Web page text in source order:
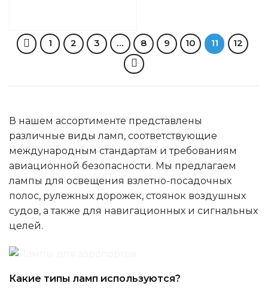
1 2 3 … 8 9 10 11 12
В нашем ассортименте представлены
различные виды ламп, соответствующие
международным стандартам и требованиям
авиационной безопасности. Мы предлагаем
лампы для освещения взлетно-посадочных
полос, рулежных дорожек, стоянок воздушных
судов, а также для навигационных и сигнальных
целей.
Какие типы ламп используются?